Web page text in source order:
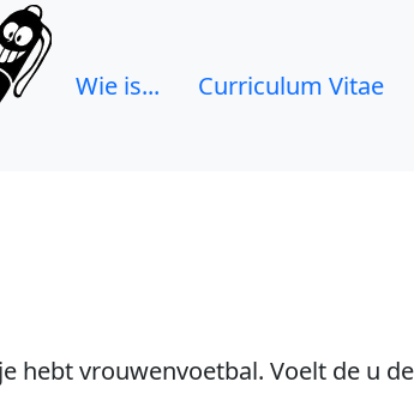
Wie is... Curriculum Vitae
hebt vrouwenvoetbal. Voelt de u